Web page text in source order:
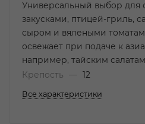
Универсальный выбор для
закусками, птицей-гриль,
сыром и вялеными
освежает при подаче к
например, тайским
Крепость
— 12
Все характеристики